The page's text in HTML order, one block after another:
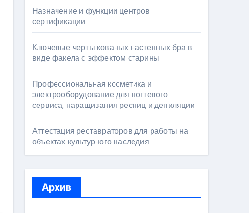
Назначение и функции центров
сертификации
Ключевые черты кованых настенных бра в
виде факела с эффектом старины
Профессиональная косметика и
электрооборудование для ногтевого
сервиса, наращивания ресниц и депиляции
Аттестация реставраторов для работы на
объектах культурного наследия
Архив